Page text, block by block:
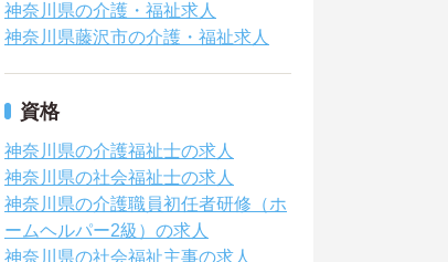
神奈川県の介護・福祉求人
神奈川県藤沢市の介護・福祉求人
資格
神奈川県の介護福祉士の求人
神奈川県の社会福祉士の求人
神奈川県の介護職員初任者研修（ホ
ームヘルパー2級）の求人
神奈川県の社会福祉主事の求人